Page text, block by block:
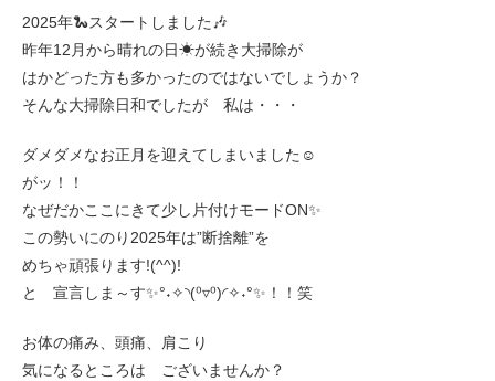
2025年🐍スタートしました🎶
昨年12月から晴れの日☀が続き大掃除が
はかどった方も多かったのではないでしょうか？
そんな大掃除日和でしたが 私は・・・
ダメダメなお正月を迎えてしまいました☺
がッ！！
なぜだかここにきて少し片付けモードON✨
この勢いにのり2025年は”断捨離”を
めちゃ頑張ります!(^^)!
と 宣言しま～す✨°˖✧◝(⁰▿⁰)◜✧˖°✨！！笑
お体の痛み、頭痛、肩こり
気になるところは ございませんか？